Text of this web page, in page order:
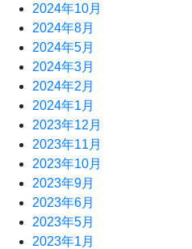
2024年10月
2024年8月
2024年5月
2024年3月
2024年2月
2024年1月
2023年12月
2023年11月
2023年10月
2023年9月
2023年6月
2023年5月
2023年1月